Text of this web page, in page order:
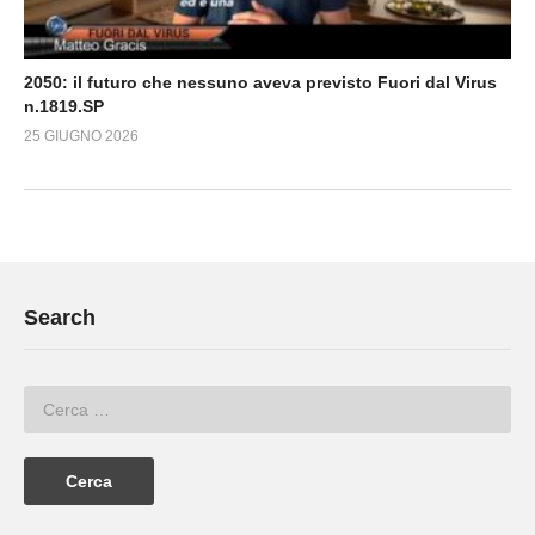
2050: il futuro che nessuno aveva previsto Fuori dal Virus
n.1819.SP
25 GIUGNO 2026
Search